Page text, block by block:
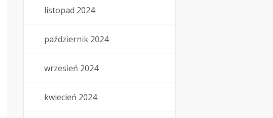
listopad 2024
październik 2024
wrzesień 2024
kwiecień 2024